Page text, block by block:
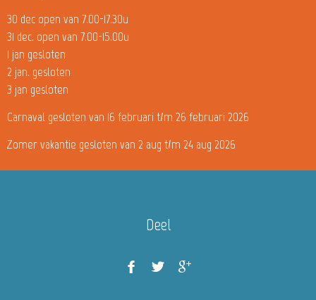
30 dec open van 7.00-17.30u
31 dec. open van 7.00-15.00u
1 jan gesloten
2 jan. gesloten
3 jan gesloten
Carnaval gesloten van 16 februari t/m 26 februari 2026
Zomer vakantie gesloten van 2 aug t/m 24 aug 2026
Deel